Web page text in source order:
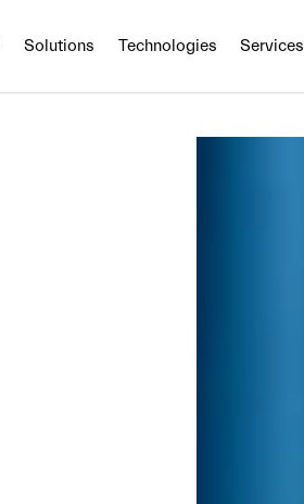
Solutions Technologies Services